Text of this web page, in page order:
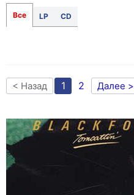
Все LP CD
< Назад 1 2 Далее >